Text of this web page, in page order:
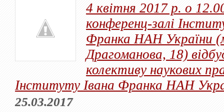
4 квітня 2017 р. о
конференц-залі
Франка НАН України
Драгоманова, 18)
колективу наукових
Інституту Івана Франка НАН
25.03.2017